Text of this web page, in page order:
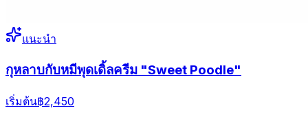
แนะนำ
กุหลาบกับหมีพุดเดิ้ลครีม "Sweet Poodle"
เริ่มต้น฿2,450